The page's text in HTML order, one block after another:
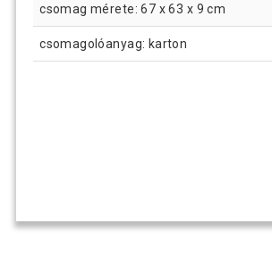
csomag mérete: 67 x 63 x 9 cm
csomagolóanyag: karton